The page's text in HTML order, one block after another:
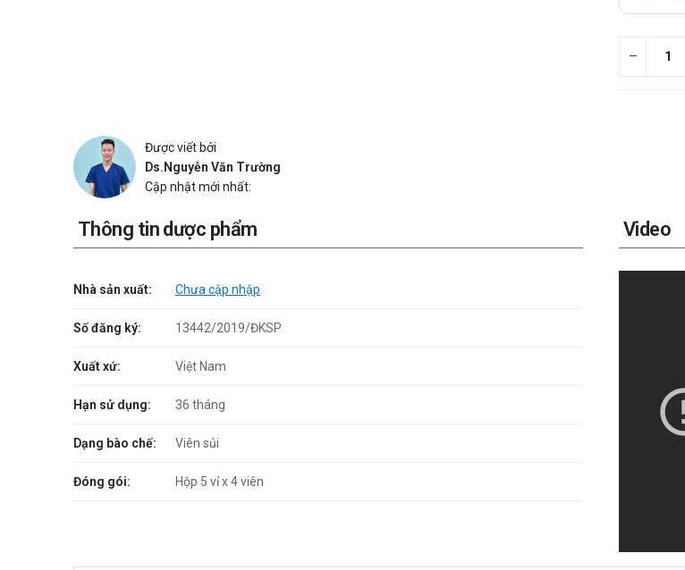
Được viết bởi
Ds.Nguyễn Văn Trường
Cập nhật mới nhất:
Thông tin dược phẩm
Nhà sản xuất: Chưa cập nhập
Số đăng ký: 13442/2019/ĐKSP
Xuất xứ: Việt Nam
Hạn sử dụng: 36 tháng
Dạng bào chế: Viên sủi
Đóng gói: Hộp 5 vỉ x 4 viên
Video